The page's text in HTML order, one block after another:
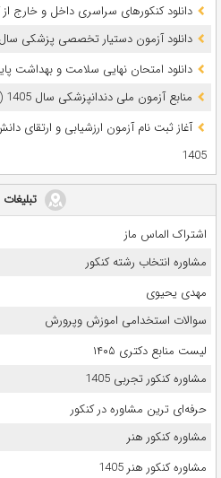
دانلود کنکورهای سراسری داخل و خارج از کشور
دانلود آزمون دستیار تخصصی پزشکی سال 1405 + کلید نهایی
دانلود امتحان نهایی سلامت و بهداشت پایه
ﻣﻨﺎﺑﻊ آزﻣﻮن ﻣﻠﯽ دندانپزشکی سال 1405 (دوره های 25 و 26)
آغاز ثبت نام آزمون‌ ارزشیابی و ارتقای
1405
اشتراک الماس ماز
مشاوره انتخاب رشته کنکور
مهدی یحیوی
سوالات استخدامی اموزش وپرورش
لیست منابع دکتری ۱۴۰۵
مشاوره کنکور تجربی 1405
حرفه‌ای ترین مشاوره در کنکور
مشاوره کنکور هنر
مشاوره کنکور هنر 1405